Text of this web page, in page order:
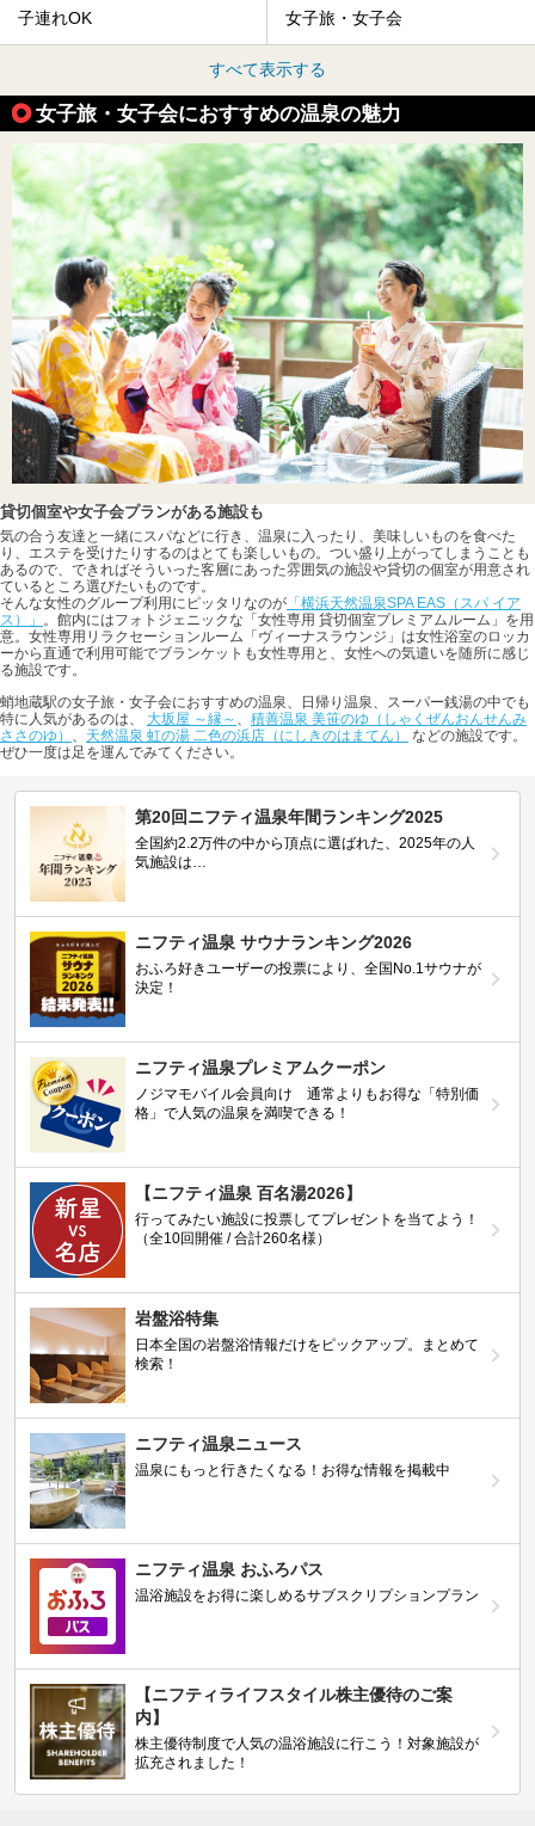
子連れOK 女子旅・女子会
すべて表示する
女子旅・女子会におすすめの温泉の魅力
貸切個室や女子会プランがある施設も
気の合う友達と一緒にスパなどに行き、温泉に入ったり、美味しいものを食べた
り、エステを受けたりするのはとても楽しいもの。つい盛り上がってしまうことも
あるので、できればそういった客層にあった雰囲気の施設や貸切の個室が用意され
ているところ選びたいものです。
そんな女性のグループ利用にピッタリなのが 「横浜天然温泉SPA EAS（スパ イア
ス）」 。館内にはフォトジェニックな「女性専用 貸切個室プレミアムルーム」を用
意。女性専用リラクセーションルーム「ヴィーナスラウンジ」は女性浴室のロッカ
ーから直通で利用可能でブランケットも女性専用と、女性への気遣いを随所に感じ
る施設です。
蛸地蔵駅の女子旅・女子会におすすめの温泉、日帰り温泉、スーパー銭湯の中でも
特に人気があるのは、 大坂屋 ～縁～ 、 積善温泉 美笹のゆ（しゃくぜんおんせんみ
ささのゆ） 、 天然温泉 虹の湯 二色の浜店（にしきのはまてん）
などの施設です。
ぜひ一度は足を運んでみてください。
第20回ニフティ温泉年間ランキング2025
全国約2.2万件の中から頂点に選ばれた、2025年の人
気施設は…
ニフティ温泉 サウナランキング2026
おふろ好きユーザーの投票により、全国No.1サウナが
決定！
ニフティ温泉プレミアムクーポン
ノジマモバイル会員向け 通常よりもお得な「特別価
格」で人気の温泉を満喫できる！
【ニフティ温泉 百名湯2026】
行ってみたい施設に投票してプレゼントを当てよう！
（全10回開催 / 合計260名様）
岩盤浴特集
日本全国の岩盤浴情報だけをピックアップ。まとめて
検索！
ニフティ温泉ニュース
温泉にもっと行きたくなる！お得な情報を掲載中
ニフティ温泉 おふろパス
温浴施設をお得に楽しめるサブスクリプションプラン
【ニフティライフスタイル株主優待のご案
内】
株主優待制度で人気の温浴施設に行こう！対象施設が
拡充されました！